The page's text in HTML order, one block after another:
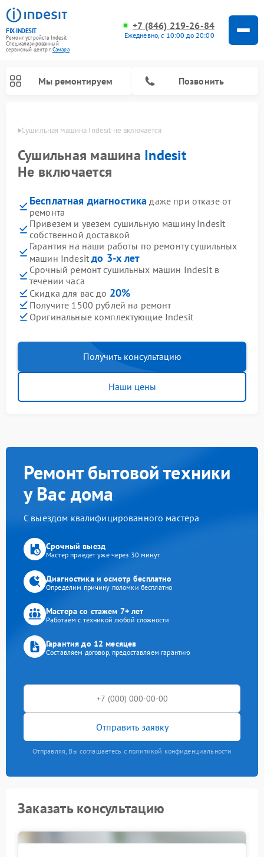
FIX-INDESIT
Ремонт устройств Indesit
Специализированный
cервисный центр г.Самара
+7 (846) 219-26-84
Ежедневно, с 10:00 до 20:00
Мы ремонтируем Позвонить
Сушильная машина Indesit не включается
Сушильная машина Indesit
Не включается
Бесплатная диагностика даже при отказе от
ремонта
Привезем и увезем сушильную машину Indesit
собственной доставкой
Гарантия на наши работы по ремонту сушильных
машин Indesitдо 3-х лет
Срочный ремонт сушильных машин Indesit в
течении часа
Скидка для вас до 20%
Получите 1500 рублей на ремонт
Оригинальные комплектующие Indesit
Получить консультацию
Наши цены
Ремонт бытовой техники
у Вас дома
С выездом квалифицированного мастера
Срочный выезд
Мастер приедет уже через 30 минут
Диагностика и осмотр бесплатно
Определим причину поломки бесплатно
Мастера со стажем 7+ лет
Работаем с техникой любой сложности
Гарантия до 12 месяцев
Составляем договор, предоставляем гарантию
Отправить заявку
Отправляя, Вы соглашаетесь с политикой конфиденциальности
Заказать консультацию